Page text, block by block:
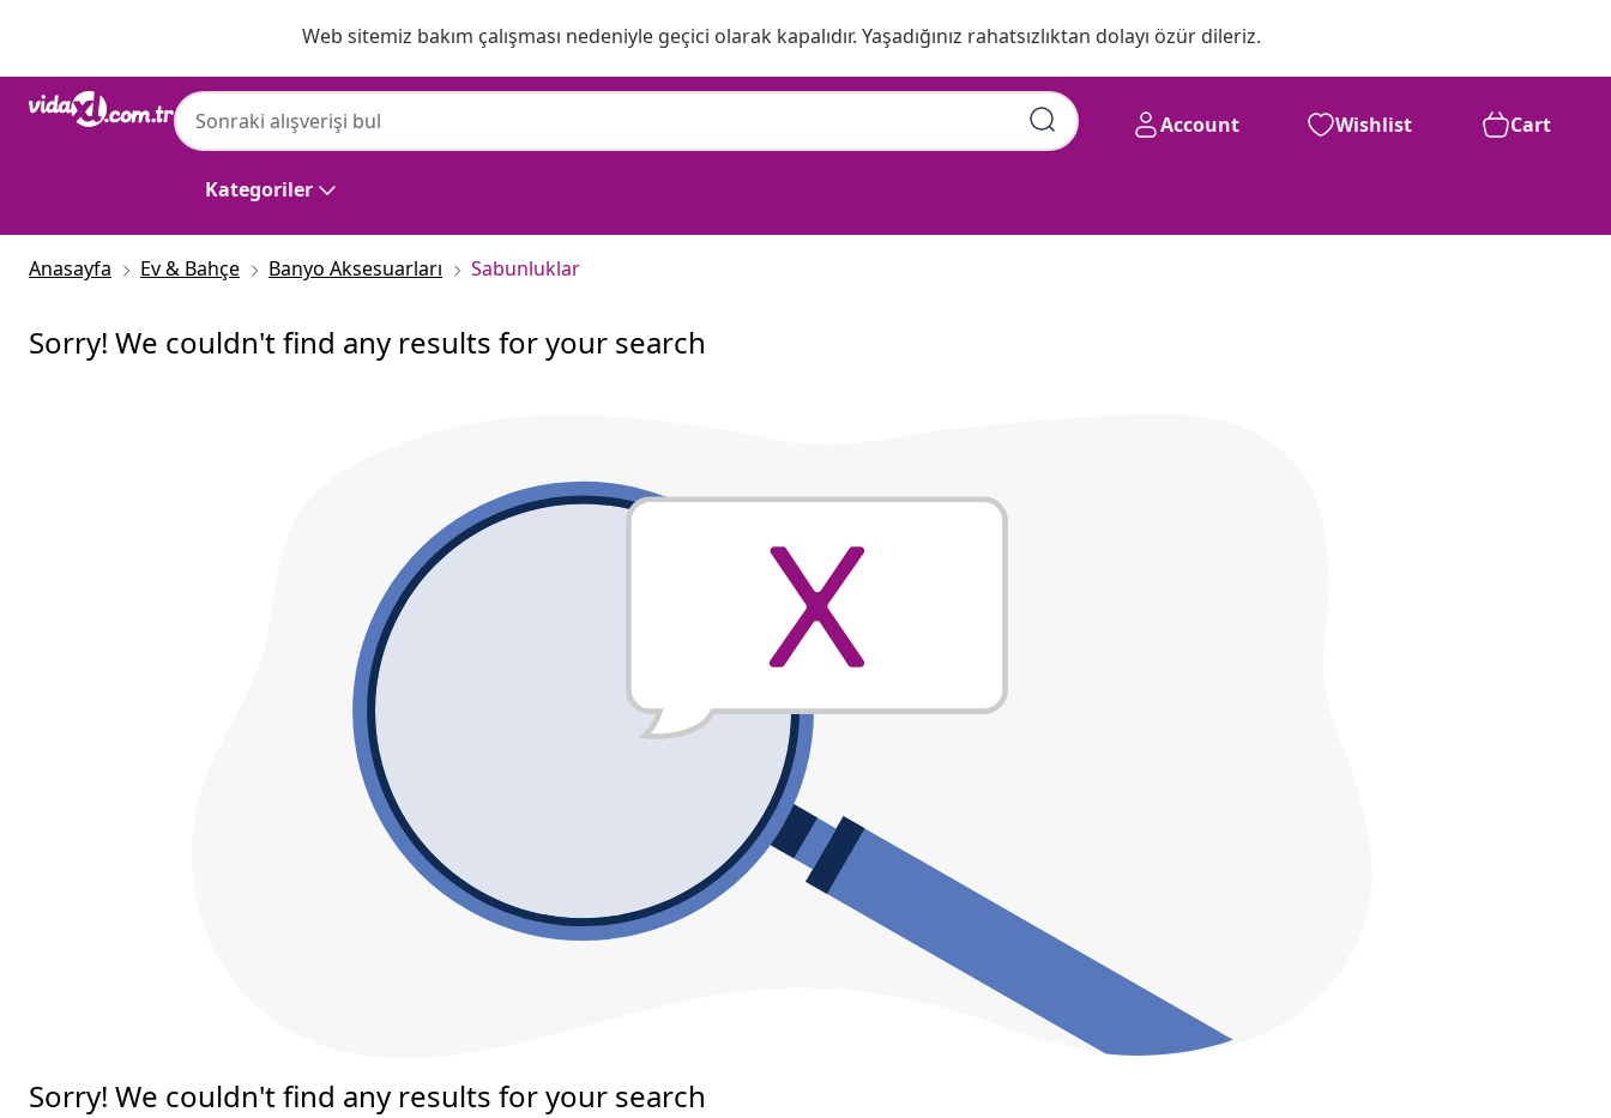
Web sitemiz bakım çalışması nedeniyle geçici olarak kapalıdır. Yaşadığınız rahatsızlıktan dolayı özür dileriz.
Kategoriler
Account Wishlist Cart
Anasayfa Ev & Bahçe Banyo Aksesuarları Sabunluklar
Sorry! We couldn't find any results for your search
Sorry! We couldn't find any results for your search